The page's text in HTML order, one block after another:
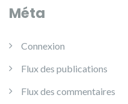
Méta
Connexion
Flux des publications
Flux des commentaires